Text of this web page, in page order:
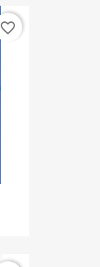
favorite_border